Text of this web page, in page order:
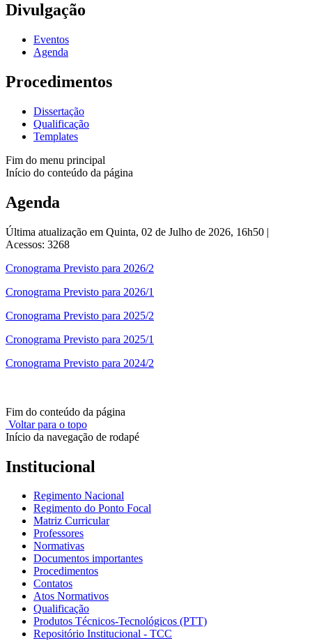
Divulgação
Eventos
Agenda
Procedimentos
Dissertação
Qualificação
Templates
Fim do menu principal
Início do conteúdo da página
Agenda
Última atualização em Quinta, 02 de Julho de 2026, 16h50 |
Acessos: 3268
Cronograma Previsto para 2026/2
Cronograma Previsto para 2026/1
Cronograma Previsto para 2025/2
Cronograma Previsto para 2025/1
Cronograma Previsto para 2024/2
Fim do conteúdo da página
Voltar para o topo
Início da navegação de rodapé
Institucional
Regimento Nacional
Regimento do Ponto Focal
Matriz Curricular
Professores
Normativas
Documentos importantes
Procedimentos
Contatos
Atos Normativos
Qualificação
Produtos Técnicos-Tecnológicos (PTT)
Repositório Institucional - TCC